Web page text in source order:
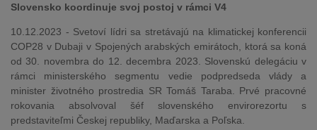
Slovensko koordinuje svoj postoj v rámci V4
10.12.2023 - Svetoví lídri sa stretávajú na klimatickej konferencii
COP28 v Dubaji v Spojených arabských emirátoch, ktorá sa koná
od 30. novembra do 12. decembra 2023. Slovenskú delegáciu v
rámci ministerského segmentu vedie podpredseda vlády a
minister životného prostredia SR Tomáš Taraba. Prvé pracovné
rokovania absolvoval šéf slovenského envirorezortu s
predstaviteľmi Českej republiky, Maďarska a Poľska.